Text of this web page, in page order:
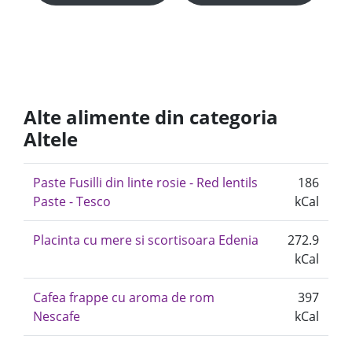
Alte alimente din categoria
Altele
Paste Fusilli din linte rosie - Red lentils
Paste - Tesco
186
kCal
Placinta cu mere si scortisoara Edenia
272.9
kCal
Cafea frappe cu aroma de rom
Nescafe
397
kCal